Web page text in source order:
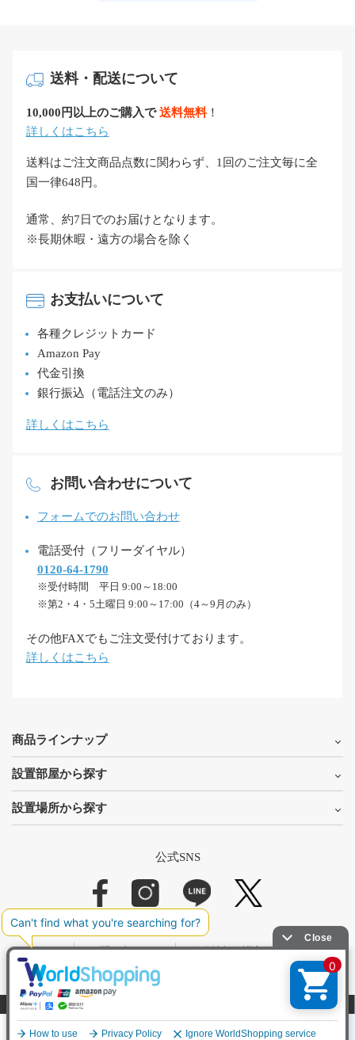
送料・配送について
10,000円以上のご購入で 送料無料！
詳しくはこちら
送料はご注文商品点数に関わらず、1回のご注文毎に全
国一律648円。
通常、約7日でのお届けとなります。
※長期休暇・遠方の場合を除く
お支払いについて
各種クレジットカード
Amazon Pay
代金引換
銀行振込（電話注文のみ）
詳しくはこちら
お問い合わせについて
フォームでのお問い合わせ
電話受付（フリーダイヤル）
0120-64-1790
※受付時間 平日 9:00～18:00
※第2・4・5土曜日 9:00～17:00（4～9月のみ）
その他FAXでもご注文受付けております。
詳しくはこちら
商品ラインナップ
設置部屋から探す
設置場所から探す
公式SNS
お問い合わせ
個人情報保護方針
特定商取引に関する表示